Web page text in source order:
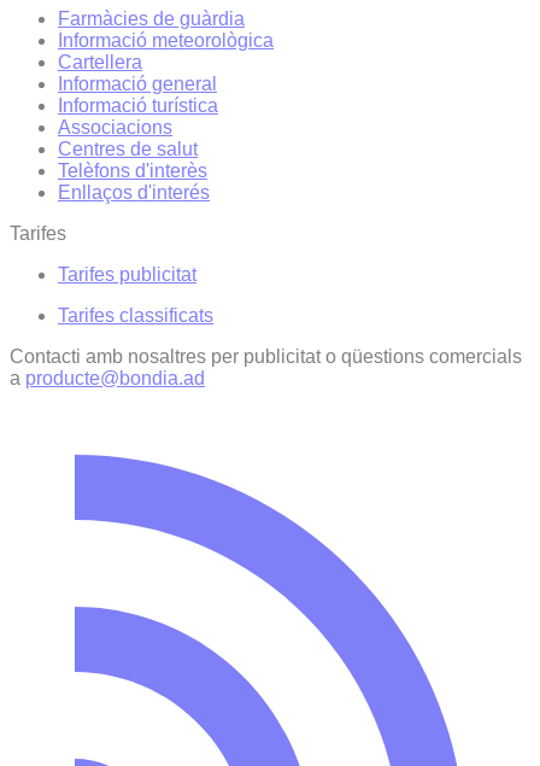
Farmàcies de guàrdia
Informació meteorològica
Cartellera
Informació general
Informació turística
Associacions
Centres de salut
Telèfons d'interès
Enllaços d'interés
Tarifes
Tarifes publicitat
Tarifes classificats
Contacti amb nosaltres per publicitat o qüestions comercials
a producte@bondia.ad